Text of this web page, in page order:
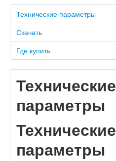
Технические параметры
Скачать
Где купить
Технические
параметры
Технические
параметры